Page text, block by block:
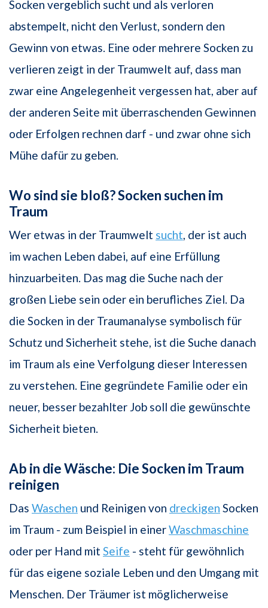
Socken vergeblich sucht und als verloren
abstempelt, nicht den Verlust, sondern den
Gewinn von etwas. Eine oder mehrere Socken zu
verlieren zeigt in der Traumwelt auf, dass man
zwar eine Angelegenheit vergessen hat, aber auf
der anderen Seite mit überraschenden Gewinnen
oder Erfolgen rechnen darf - und zwar ohne sich
Mühe dafür zu geben.
Wo sind sie bloß? Socken suchen im
Traum
Wer etwas in der Traumwelt sucht, der ist auch
im wachen Leben dabei, auf eine Erfüllung
hinzuarbeiten. Das mag die Suche nach der
großen Liebe sein oder ein berufliches Ziel. Da
die Socken in der Traumanalyse symbolisch für
Schutz und Sicherheit stehe, ist die Suche danach
im Traum als eine Verfolgung dieser Interessen
zu verstehen. Eine gegründete Familie oder ein
neuer, besser bezahlter Job soll die gewünschte
Sicherheit bieten.
Ab in die Wäsche: Die Socken im Traum
reinigen
Das Waschen und Reinigen von dreckigen Socken
im Traum - zum Beispiel in einerWaschmaschine
oder per Hand mit Seife - steht für gewöhnlich
für das eigene soziale Leben und den Umgang mit
Menschen. Der Träumer ist möglicherweise